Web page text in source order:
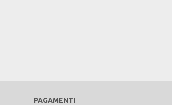
PAGAMENTI